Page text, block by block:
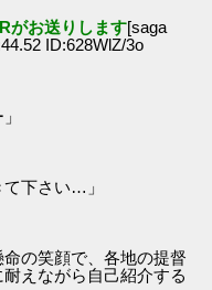
がお送りします[saga
ID:628WlZ/3o
下さい…」
の笑顔で、各地の提督
えながら自己紹介する